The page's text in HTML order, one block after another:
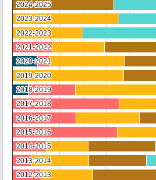
2024-2025
2024-2025
2023-2024
2023-2024
2022-2023
2022-2023
2021-2022
2021-2022
2020-2021
2020-2021
2019-2020
2019-2020
2018-2019
2018-2019
2017-2018
2017-2018
2016-2017
2016-2017
2015-2016
2015-2016
2014-2015
2014-2015
2013-2014
2013-2014
2012-2013
2012-2013